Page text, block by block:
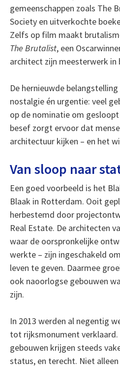
gemeenschappen zoals The
Society en uitverkochte
Zelfs op film maakt
The Brutalist, een
architect zijn meesterwerk in
De hernieuwde
nostalgie én urgentie: veel
op de nominatie om
besef zorgt ervoor dat
architectuur kijken – en het
Van sloop naar
Een goed voorbeeld is het
Blaak in Rotterdam. Ooit
herbestemd door
Real Estate. De architecten
waar de oorspronkelijke
werkte – zijn ingeschakeld
leven te geven. Daarmee
ook naoorlogse gebouwen
zijn.
In 2013 werden al negentig
tot rijksmonument
gebouwen krijgen steeds
status, en terecht. Niet